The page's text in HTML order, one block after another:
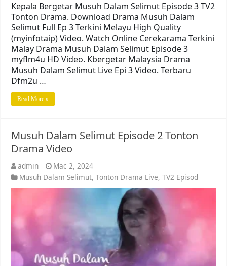
Kepala Bergetar Musuh Dalam Selimut Episode 3 TV2
Tonton Drama. Download Drama Musuh Dalam
Selimut Full Ep 3 Terkini Melayu High Quality
(myinfotaip) Video. Watch Online Cerekarama Terkini
Malay Drama Musuh Dalam Selimut Episode 3
myflm4u HD Video. Kbergetar Malaysia Drama
Musuh Dalam Selimut Live Epi 3 Video. Terbaru
Dfm2u …
Read More »
Musuh Dalam Selimut Episode 2 Tonton
Drama Video
admin
Mac 2, 2024
Musuh Dalam Selimut,Tonton Drama Live,TV2 Episod